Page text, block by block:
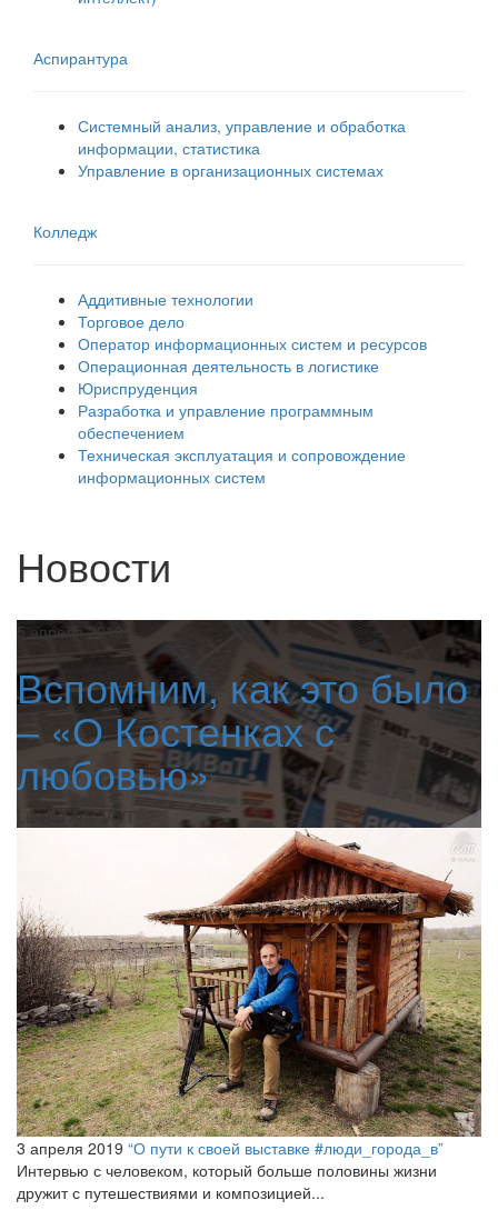
Аспирантура
Системный анализ, управление и обработка
информации, статистика
Управление в организационных системах
Колледж
Аддитивные технологии
Торговое дело
Оператор информационных систем и ресурсов
Операционная деятельность в логистике
Юриспруденция
Разработка и управление программным
обеспечением
Техническая эксплуатация и сопровождение
информационных систем
Новости
5 апреля 2019
Вспомним, как это было
– «О Костенках с
любовью»
Liberal Arts VIVT
3 апреля 2019 “О пути к своей выставке #люди_города_в”
Интервью с человеком, который больше половины жизни
дружит с путешествиями и композицией...